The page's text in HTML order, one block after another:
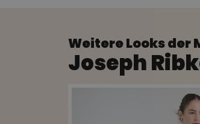
Weitere Looks der
Joseph